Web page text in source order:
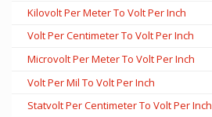
Kilovolt Per Meter To Volt Per Inch
Volt Per Centimeter To Volt Per Inch
Microvolt Per Meter To Volt Per Inch
Volt Per Mil To Volt Per Inch
Statvolt Per Centimeter To Volt Per Inch